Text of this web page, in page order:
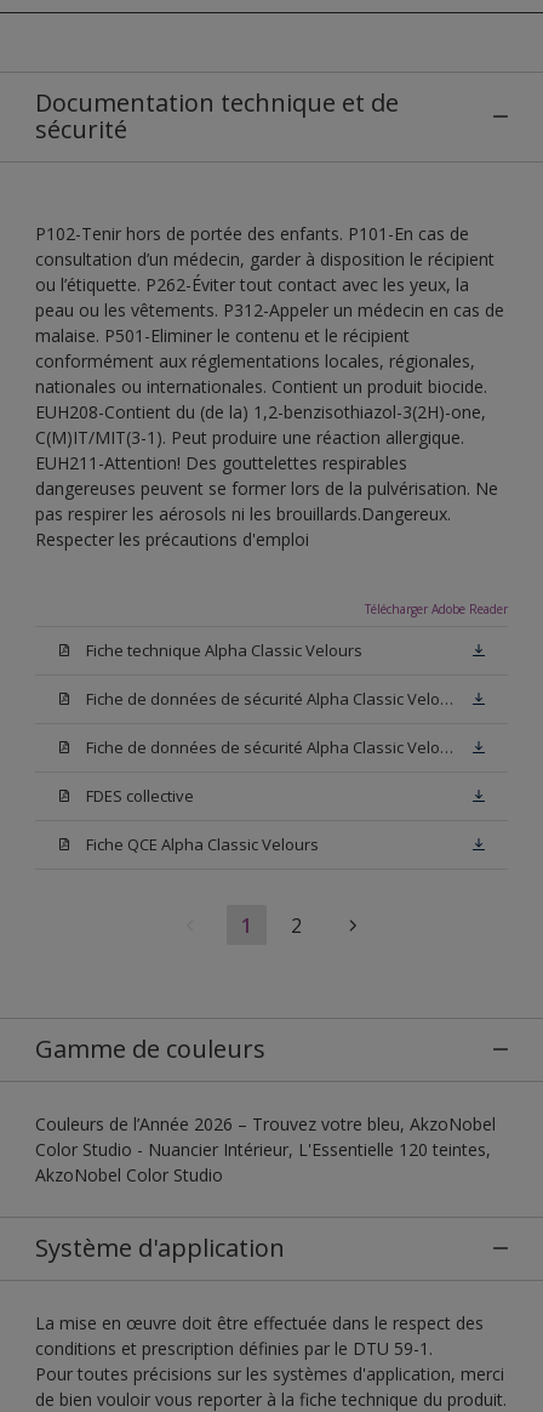
Documentation technique et de
sécurité
P102-Tenir hors de portée des enfants. P101-En cas de
consultation d’un médecin, garder à disposition le récipient
ou l’étiquette. P262-Éviter tout contact avec les yeux, la
peau ou les vêtements. P312-Appeler un médecin en cas de
malaise. P501-Eliminer le contenu et le récipient
conformément aux réglementations locales, régionales,
nationales ou internationales. Contient un produit biocide.
EUH208-Contient du (de la) 1,2-benzisothiazol-3(2H)-one,
C(M)IT/MIT(3-1). Peut produire une réaction allergique.
EUH211-Attention! Des gouttelettes respirables
dangereuses peuvent se former lors de la pulvérisation. Ne
pas respirer les aérosols ni les brouillards.Dangereux.
Respecter les précautions d'emploi
Télécharger Adobe Reader
Fiche technique Alpha Classic Velours
Fiche de données de sécurité Alpha Classic Velours Base N00
Fiche de données de sécurité Alpha Classic Velours Blanc
FDES collective
Fiche QCE Alpha Classic Velours
1 2
Gamme de couleurs
Couleurs de l’Année 2026 – Trouvez votre bleu, AkzoNobel
Color Studio - Nuancier Intérieur, L'Essentielle 120 teintes,
AkzoNobel Color Studio
Système d'application
La mise en œuvre doit être effectuée dans le respect des
conditions et prescription définies par le DTU 59-1.
Pour toutes précisions sur les systèmes d'application, merci
de bien vouloir vous reporter à la fiche technique du produit.